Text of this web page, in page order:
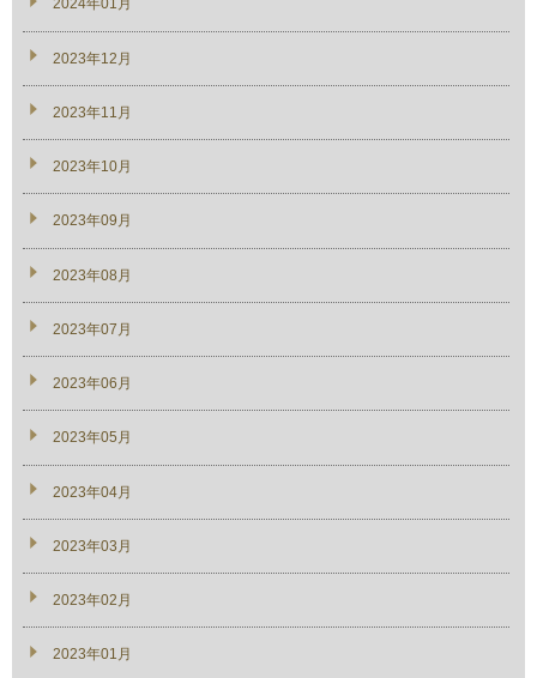
2024年01月
2023年12月
2023年11月
2023年10月
2023年09月
2023年08月
2023年07月
2023年06月
2023年05月
2023年04月
2023年03月
2023年02月
2023年01月